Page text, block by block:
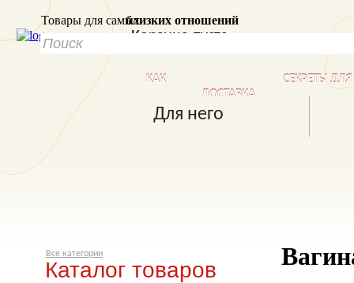
Товары для самыхблизких отношений
КАК
КУПИТЬ?
ДОСТАВКА
СЕКРЕТЫ
Для него
Корзина пуста
Все категории
Каталог товаров